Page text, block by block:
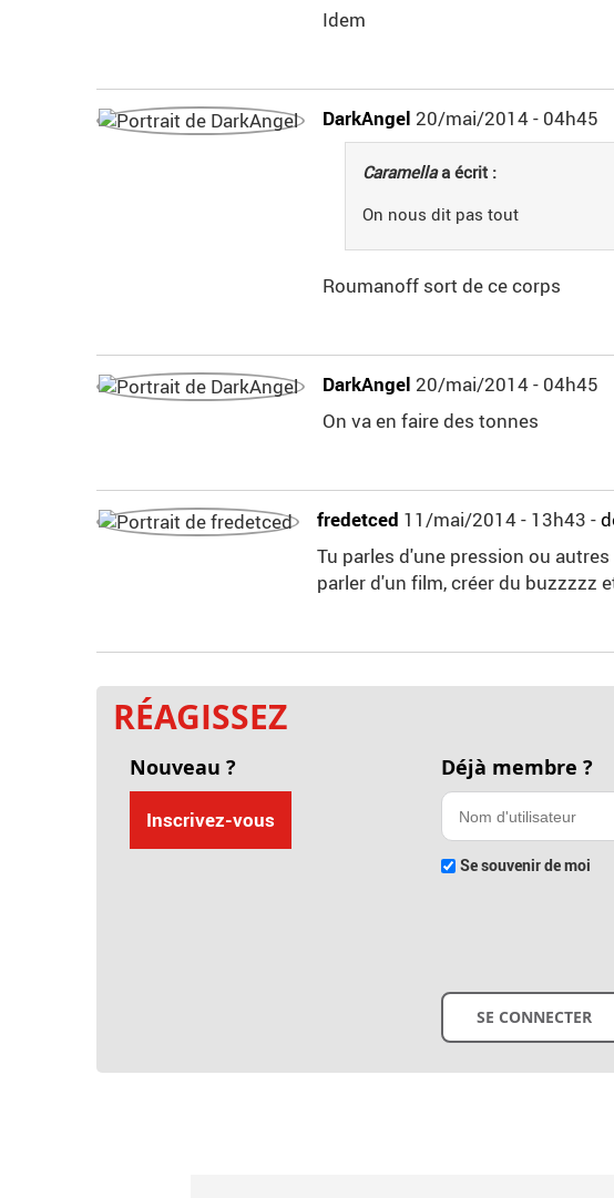
Idem
DarkAngel 20/mai/2014 - 04h45
Caramellaa écrit :
On nous dit pas tout
Roumanoff sort de ce corps
DarkAngel 20/mai/2014 - 04h45
On va en faire des tonnes
fredetced 11/mai/2014 - 13h43 -
Tu parles d'une pression ou
parler d'un film, créer du buzzzzz
RÉAGISSEZ
Nouveau ?
Inscrivez-vous
Déjà membre ?
Se souvenir de moi